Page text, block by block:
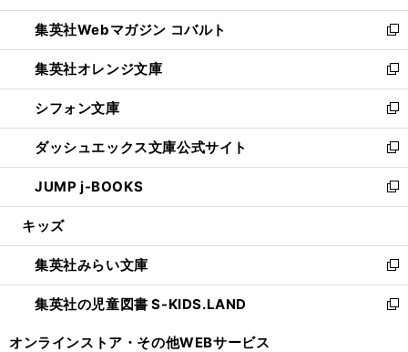
開
く
ウ
で
開
く
ン
ド
ウ
で
開
く
ウ
ィ
ン
ド
ウ
で
開
く
集英社Webマガジン コバルト
新
し
い
ウ
ィ
ン
ド
ウ
で
開
集英社オレンジ文庫
新
し
い
ウ
ィ
ン
ド
ウ
開
く
シフォン文庫
新
し
い
ウ
ィ
ン
ウ
で
開
く
ダッシュエックス文庫公式サイト
新
し
い
ウ
ン
ド
ウ
で
JUMP j-BOOKS
新
し
ウ
ィ
ン
ド
キッズ
集英社みらい文庫
新
し
い
集英社の児童図書 S-KIDS.LAND
新
オンラインストア・ その他WEBサービス